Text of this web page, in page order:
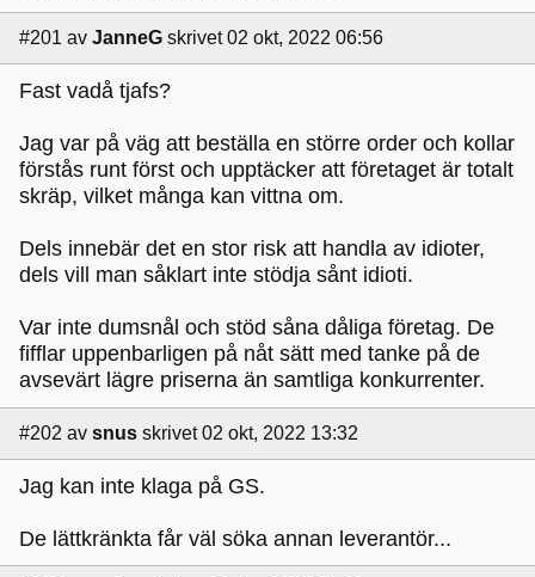
#201 av JanneG skrivet 02 okt, 2022 06:56
Fast vadå tjafs?
Jag var på väg att beställa en större order och kollar
förstås runt först och upptäcker att företaget är totalt
skräp, vilket många kan vittna om.
Dels innebär det en stor risk att handla av idioter,
dels vill man såklart inte stödja sånt idioti.
Var inte dumsnål och stöd såna dåliga företag. De
fifflar uppenbarligen på nåt sätt med tanke på de
avsevärt lägre priserna än samtliga konkurrenter.
#202 av snus skrivet 02 okt, 2022 13:32
Jag kan inte klaga på GS.
De lättkränkta får väl söka annan leverantör...